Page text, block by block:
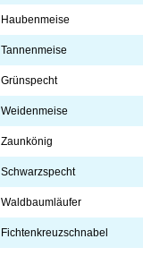
Haubenmeise
Tannenmeise
Grünspecht
Weidenmeise
Zaunkönig
Schwarzspecht
Waldbaumläufer
Fichtenkreuzschnabel